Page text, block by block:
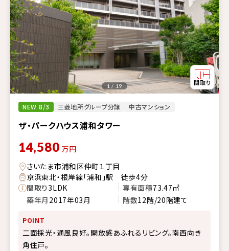
NEW 8/3 三菱地所グループ分譲 中古マンション
ザ・パークハウス浦和タワー
1 / 19
14,580 万円
さいたま市浦和区仲町１丁目
京浜東北・根岸線「浦和」駅 徒歩4分
間取り3LDK 専有面積73.47㎡
築年月 2017年03月 階数12階/20階建て
POINT
二面採光・通風良好。開放感あふれるリビング。南西向き
角住戸。